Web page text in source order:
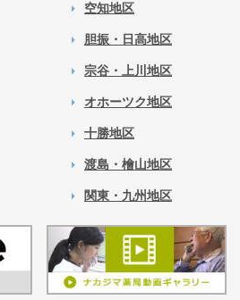
空知地区
胆振・日高地区
宗谷・上川地区
オホーツク地区
十勝地区
渡島・檜山地区
関東・九州地区